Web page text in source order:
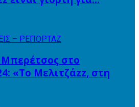
– ΡΕΠΟΡΤΑΖ
στο
«Το Μελιτζάzz, στη